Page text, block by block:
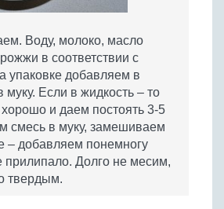
Воду, молоко, масло
в соответствии с
упаковке добавляем в
муку. Если в жидкость – то
и даем постоять 3-5
смесь в муку, замешиваем
– добавляем понемногу
прилипало. Долго не месим,
твердым.